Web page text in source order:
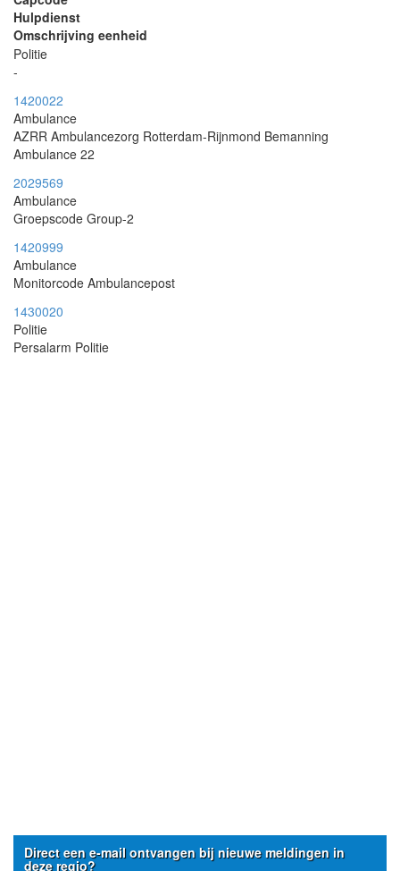
Hulpdienst
Omschrijving eenheid
Politie
-
1420022
Ambulance
AZRR Ambulancezorg Rotterdam-Rijnmond Bemanning
Ambulance 22
2029569
Ambulance
Groepscode Group-2
1420999
Ambulance
Monitorcode Ambulancepost
1430020
Politie
Persalarm Politie
Direct een e-mail ontvangen bij nieuwe meldingen in
deze regio?